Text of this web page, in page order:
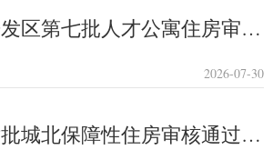
喀什经济开发区第七批人才公寓住房审核通过人员名单公示
2026-07-30
2026年第六批城北保障性住房审核通过人员名单公示